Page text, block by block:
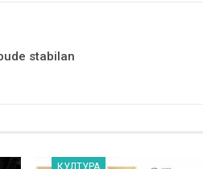
stabilan
КУЛТУРА